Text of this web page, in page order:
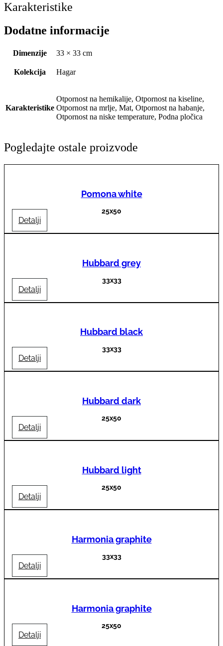
Karakteristike
Dodatne informacije
Dimenzije 33 × 33 cm
Kolekcija Hagar
Karakteristike
Otpornost na hemikalije, Otpornost na kiseline,
Otpornost na mrlje, Mat, Otpornost na habanje,
Otpornost na niske temperature, Podna pločica
Pogledajte ostale proizvode
Pomona white
25x50
Detalji
Hubbard grey
33x33
Detalji
Hubbard black
33x33
Detalji
Hubbard dark
25x50
Detalji
Hubbard light
25x50
Detalji
Harmonia graphite
33x33
Detalji
Harmonia graphite
25x50
Detalji